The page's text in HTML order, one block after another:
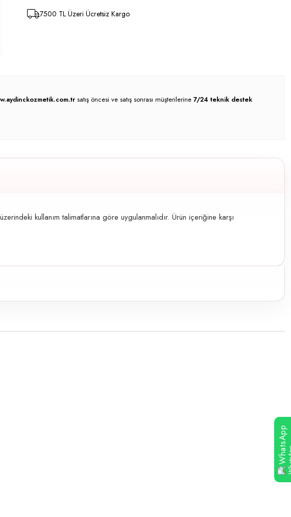
7500 TL Üzeri Ücretsiz Kargo
satış öncesi ve satış sonrası müşterilerine 7/24 teknik destek
kullanım talimatlarına göre uygulanmalıdır. Ürün içeriğine karşı
WhatsApp